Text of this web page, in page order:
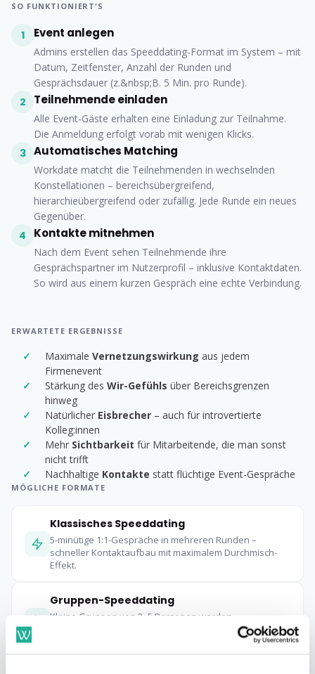
SO FUNKTIONIERT'S
1 Event anlegen
Admins erstellen das Speeddating-Format im System – mit
Datum, Zeitfenster, Anzahl der Runden und
Gesprächsdauer (z.&nbsp;B. 5 Min. pro Runde).
2 Teilnehmende einladen
Alle Event-Gäste erhalten eine Einladung zur Teilnahme.
Die Anmeldung erfolgt vorab mit wenigen Klicks.
3 Automatisches Matching
Workdate matcht die Teilnehmenden in wechselnden
Konstellationen – bereichsübergreifend,
hierarchieübergreifend oder zufällig. Jede Runde ein neues
Gegenüber.
4 Kontakte mitnehmen
Nach dem Event sehen Teilnehmende ihre
Gesprächspartner im Nutzerprofil – inklusive Kontaktdaten.
So wird aus einem kurzen Gespräch eine echte Verbindung.
ERWARTETE ERGEBNISSE
Maximale Vernetzungswirkung aus jedem
Firmenevent
Stärkung des Wir-Gefühls über Bereichsgrenzen
hinweg
Natürlicher Eisbrecher – auch für introvertierte
Kolleg:innen
Mehr Sichtbarkeit für Mitarbeitende, die man sonst
nicht trifft
Nachhaltige Kontakte statt flüchtige Event-Gespräche
MÖGLICHE FORMATE
Klassisches Speeddating
5-minütige 1:1-Gespräche in mehreren Runden –
schneller Kontaktaufbau mit maximalem Durchmisch-
Effekt.
Gruppen-Speeddating
Kleine Gruppen von 3–5 Personen werden
zusammengelost und tauschen sich zu einem